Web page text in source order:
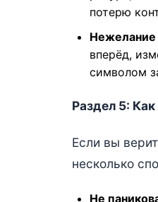
потерю
Нежелание
вперёд,
символом
Раздел 5:
Если вы
несколько
Не